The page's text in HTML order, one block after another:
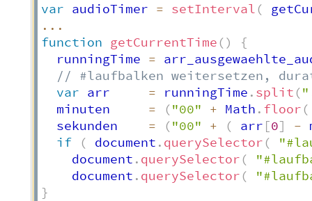
var audioTimer = setInterval (
...
function getCurrentTime ()
{
  runningTime
=
// #laufbalken weitersetzen,
var arr = runningTime . split (
  minuten
= ("00" + Math . floor (
  sekunden
= ("00" + ( arr [0] -
if
( document . querySelector (
    document
. querySelector (
    document
. querySelector (
}